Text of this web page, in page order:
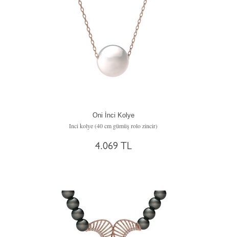
Oni İnci Kolye
Inci kolye (40 cm gümüş rolo zincir)
4.069 TL